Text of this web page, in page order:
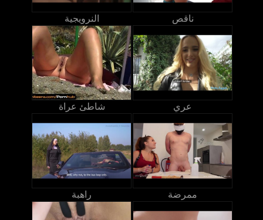
النرويجية ناقص
شاطئ عراة عري
راهبة ممرضة